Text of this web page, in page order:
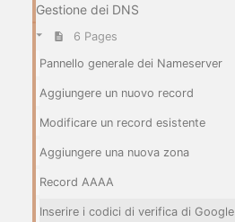
Gestione dei DNS
6 Pages
Pannello generale dei Nameserver
Aggiungere un nuovo record
Modificare un record esistente
Aggiungere una nuova zona
Record AAAA
Inserire i codici di verifica di Google